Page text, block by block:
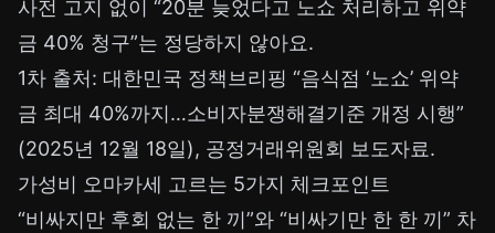
사전 고지 없이 “20분 늦었다고 노쇼 처리하고 위약
금 40% 청구”는 정당하지 않아요.
1차 출처: 대한민국 정책브리핑 “음식점 ‘노쇼’ 위약
금 최대 40%까지…소비자분쟁해결기준 개정 시행”
(2025년 12월 18일), 공정거래위원회 보도자료.
가성비 오마카세 고르는 5가지 체크포인트
“비싸지만 후회 없는 한 끼”와 “비싸기만 한 한 끼” 차